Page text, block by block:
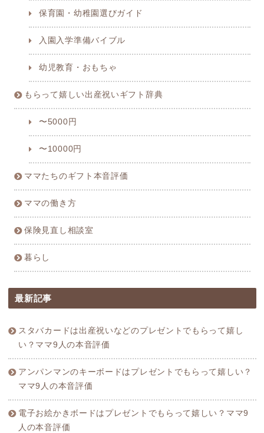
保育園・幼稚園選びガイド
入園入学準備バイブル
幼児教育・おもちゃ
もらって嬉しい出産祝いギフト辞典
〜5000円
〜10000円
ママたちのギフト本音評価
ママの働き方
保険見直し相談室
暮らし
最新記事
スタバカードは出産祝いなどのプレゼントでもらって嬉し
い？ママ9人の本音評価
アンパンマンのキーボードはプレゼントでもらって嬉しい？
ママ9人の本音評価
電子お絵かきボードはプレゼントでもらって嬉しい？ママ9
人の本音評価